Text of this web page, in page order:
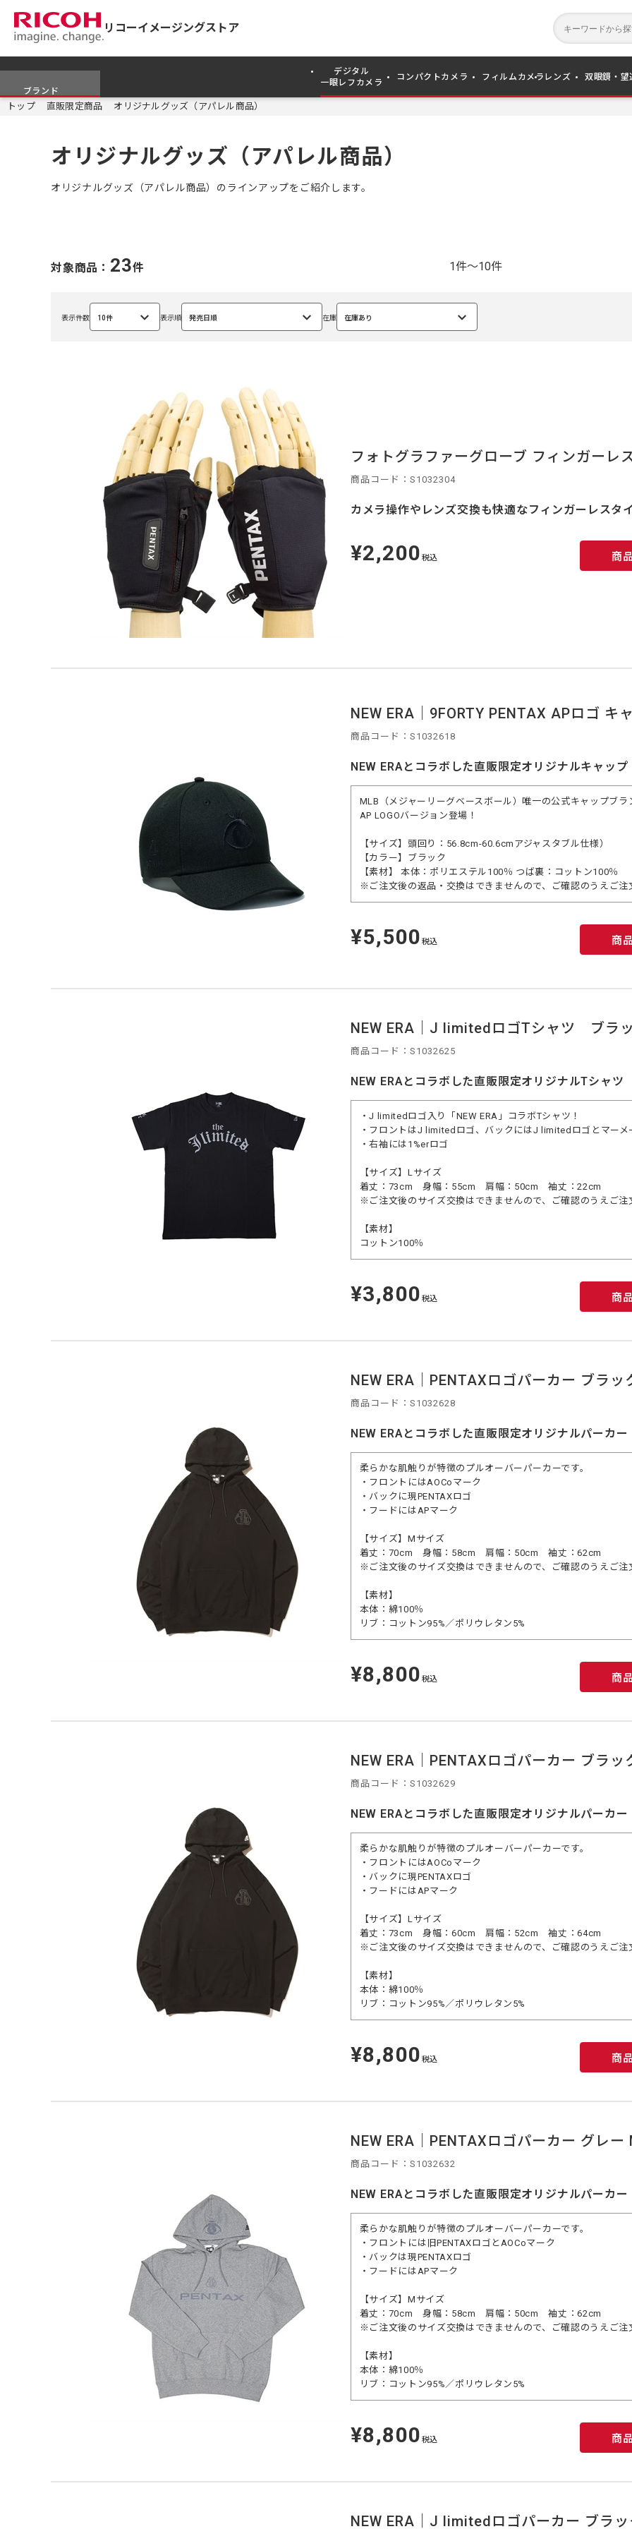
リコーイメージングストア
ブランド
デジタル
一眼レフカメラ
コンパクトカメラ フィルムカメラ レンズ 双眼鏡・望
トップ 直販限定商品 オリジナルグッズ（アパレル商品）
オリジナルグッズ（アパレル商品）
オリジナルグッズ（アパレル商品）のラインアップをご紹介します。
対象商品： 23件 1件～10件
表示件数 10件
選
択
表示順 発売日順
選
択
在庫 在庫あり
選
択
フォトグラファーグローブ フィンガーレ
商品コード：S1032304
カメラ操作やレンズ交換も快適なフィンガーレスタ
定
価
¥2,200 税込 商
NEW ERA｜9FORTY PENTAX APロゴ キ
商品コード：S1032618
NEW ERAとコラボした直販限定オリジナルキャップ
MLB（メジャーリーグベースボール）唯一の公式キャップブラ
AP LOGOバージョン登場！
【サイズ】頭回り：56.8cm-60.6cmアジャスタブル仕様）
【カラー】ブラック
【素材】 本体：ポリエステル100％ つば裏：コットン100％
※ご注文後の返品・交換はできませんので、ご確認のうえご注
定
価
¥5,500 税込 商
NEW ERA｜J limitedロゴTシャツ ブラ
商品コード：S1032625
NEW ERAとコラボした直販限定オリジナルTシャツ
・J limitedロゴ入り「NEW ERA」コラボTシャツ！
・フロントはJ limitedロゴ、バックにはJ limitedロゴとマーメ
・右袖には1%erロゴ
【サイズ】Lサイズ
着丈：73cm 身幅：55cm 肩幅：50cm 袖丈：22cm
※ご注文後のサイズ交換はできませんので、ご確認のうえご注
【素材】
コットン100％
定
価
¥3,800 税込 商
NEW ERA｜PENTAXロゴパーカー ブラッ
商品コード：S1032628
NEW ERAとコラボした直販限定オリジナルパーカー
柔らかな肌触りが特徴のプルオーバーパーカーです。
・フロントにはAOCoマーク
・バックに現PENTAXロゴ
・フードにはAPマーク
【サイズ】Mサイズ
着丈：70cm 身幅：58cm 肩幅：50cm 袖丈：62cm
※ご注文後のサイズ交換はできませんので、ご確認のうえご注
【素材】
本体：綿100％
リブ：コットン95%／ポリウレタン5%
定
価
¥8,800 税込 商
NEW ERA｜PENTAXロゴパーカー ブラッ
商品コード：S1032629
NEW ERAとコラボした直販限定オリジナルパーカー
柔らかな肌触りが特徴のプルオーバーパーカーです。
・フロントにはAOCoマーク
・バックに現PENTAXロゴ
・フードにはAPマーク
【サイズ】Lサイズ
着丈：73cm 身幅：60cm 肩幅：52cm 袖丈：64cm
※ご注文後のサイズ交換はできませんので、ご確認のうえご注
【素材】
本体：綿100％
リブ：コットン95%／ポリウレタン5%
定
価
¥8,800 税込 商
NEW ERA｜PENTAXロゴパーカー グレー
商品コード：S1032632
NEW ERAとコラボした直販限定オリジナルパーカー
柔らかな肌触りが特徴のプルオーバーパーカーです。
・フロントには旧PENTAXロゴとAOCoマーク
・バックは現PENTAXロゴ
・フードにはAPマーク
【サイズ】Mサイズ
着丈：70cm 身幅：58cm 肩幅：50cm 袖丈：62cm
※ご注文後のサイズ交換はできませんので、ご確認のうえご注
【素材】
本体：綿100％
リブ：コットン95%／ポリウレタン5%
定
価
¥8,800 税込 商
NEW ERA｜J limitedロゴパーカー ブラッ